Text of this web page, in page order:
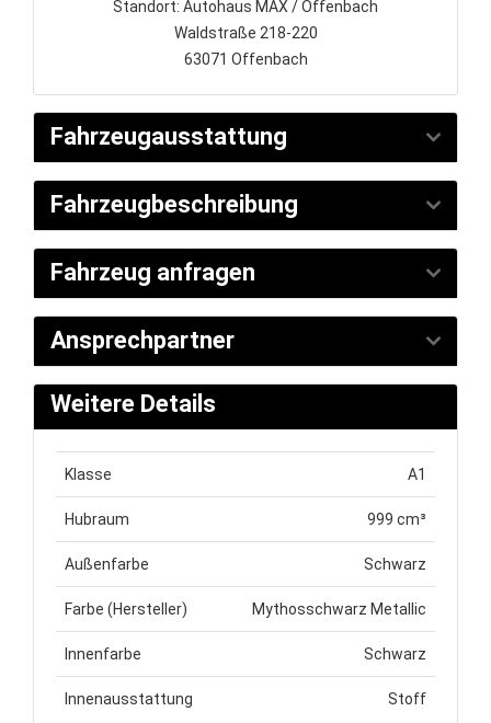
Standort: Autohaus MAX / Offenbach
Waldstraße 218-220
63071 Offenbach
Fahrzeugausstattung
Fahrzeugbeschreibung
Fahrzeug anfragen
Ansprechpartner
Weitere Details
Klasse A1
Hubraum 999 cm³
Außenfarbe Schwarz
Farbe (Hersteller) Mythosschwarz Metallic
Innenfarbe Schwarz
Innenausstattung Stoff